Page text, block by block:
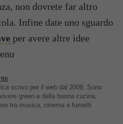
non dovrete far altro
Infine date uno sguardo
per avere altre idee
scrivo per il web dal 2008. Sono
green e della buona cucina,
tra musica, cinema e fumetti